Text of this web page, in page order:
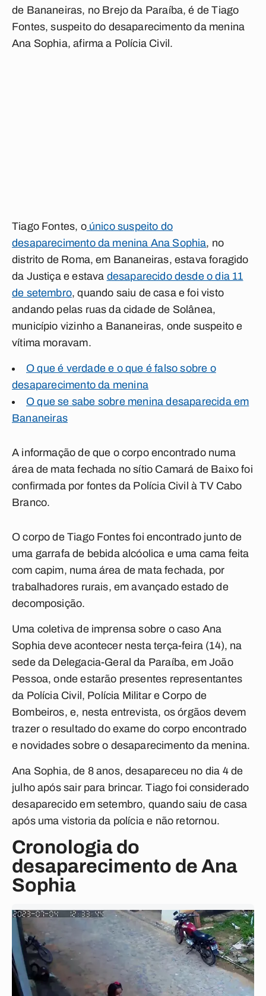
de Bananeiras, no Brejo da Paraíba, é de Tiago
Fontes, suspeito do desaparecimento da menina
Ana Sophia, afirma a Polícia Civil.
Tiago Fontes, oúnico suspeito do
desaparecimento da menina Ana Sophia, no
distrito de Roma, em Bananeiras, estava foragido
da Justiça e estava desaparecido desde o dia 11
de setembro, quando saiu de casa e foi visto
andando pelas ruas da cidade de Solânea,
município vizinho a Bananeiras, onde suspeito e
vítima moravam.
O que é verdade e o que é falso sobre o
desaparecimento da menina
O que se sabe sobre menina desaparecida em
Bananeiras
A informação de que o corpo encontrado numa
área de mata fechada no sítio Camará de Baixo foi
confirmada por fontes da Polícia Civil àTV Cabo
Branco.
O corpo de Tiago Fontes foi encontrado junto de
uma garrafa de bebida alcóolica e uma cama feita
com capim, numa área de mata fechada, por
trabalhadores rurais, em avançado estado de
decomposição.
Uma coletiva de imprensa sobre o caso Ana
Sophia deve acontecer nesta terça-feira (14), na
sede da Delegacia-Geral da Paraíba, em João
Pessoa, onde estarão presentes representantes
da Polícia Civil, Polícia Militar e Corpo de
Bombeiros, e, nesta entrevista, os órgãos devem
trazer o resultado do exame do corpo encontrado
e novidades sobre o desaparecimento da menina.
Ana Sophia, de 8 anos, desapareceu no dia 4 de
julho após sair para brincar. Tiago foi considerado
desaparecido em setembro, quando saiu de casa
após uma vistoria da polícia e não retornou.
Cronologia do
desaparecimento de Ana
Sophia